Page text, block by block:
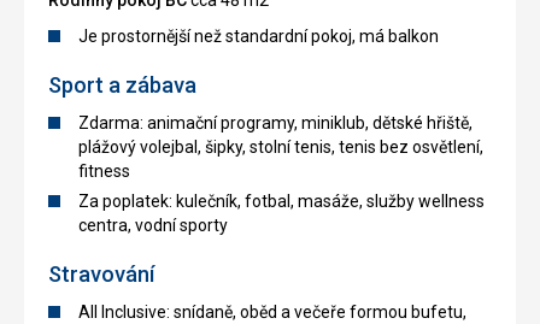
Je prostornější než standardní pokoj, má balkon
Sport a zábava
Zdarma: animační programy, miniklub, dětské hřiště,
plážový volejbal, šipky, stolní tenis, tenis bez osvětlení,
fitness
Za poplatek: kulečník, fotbal, masáže, služby wellness
centra, vodní sporty
Stravování
All Inclusive: snídaně, oběd a večeře formou bufetu,